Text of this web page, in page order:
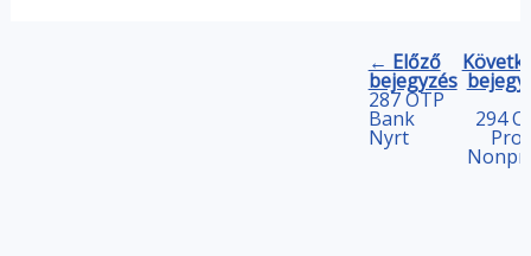
← Előző
bejegyzés
287 OTP
Bank
Nyrt
294